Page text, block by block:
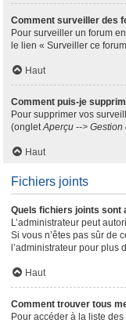
Comment surveiller des
Pour surveiller un forum
le lien « Surveiller ce
Haut
Comment puis-je
Pour supprimer vos
(ongletAperçu -->
Haut
Fichiers joints
Quels fichiers joints sont
L’administrateur peut
Si vous n’êtes pas sûr de
l’administrateur pour plus
Haut
Comment trouver tous
Pour accéder à la liste